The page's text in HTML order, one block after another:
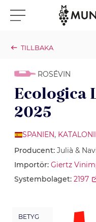
Klicka för meny
TILLBAKA
ROSÉVIN
Ecologica
2025
SPANIEN,
Producent: Julià &
Importör: Giertz
Systembolaget: 2197
BETYG